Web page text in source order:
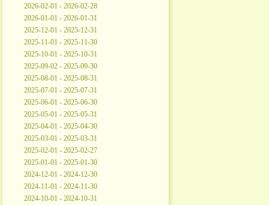
2026-02-01 - 2026-02-28
2026-01-01 - 2026-01-31
2025-12-01 - 2025-12-31
2025-11-01 - 2025-11-30
2025-10-01 - 2025-10-31
2025-09-02 - 2025-09-30
2025-08-01 - 2025-08-31
2025-07-01 - 2025-07-31
2025-06-01 - 2025-06-30
2025-05-01 - 2025-05-31
2025-04-01 - 2025-04-30
2025-03-01 - 2025-03-31
2025-02-01 - 2025-02-27
2025-01-01 - 2025-01-30
2024-12-01 - 2024-12-30
2024-11-01 - 2024-11-30
2024-10-01 - 2024-10-31